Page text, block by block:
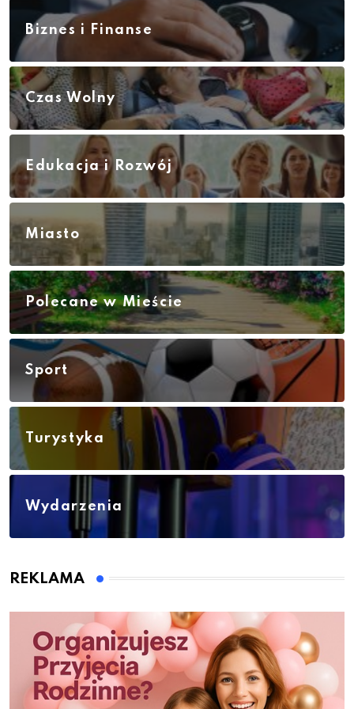
Biznes i Finanse
Czas Wolny
Edukacja i Rozwój
Miasto
Polecane w Mieście
Sport
Turystyka
Wydarzenia
REKLAMA